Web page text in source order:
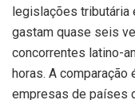
legislações tributária
gastam quase seis
concorrentes latino-
horas. A
empresas de países